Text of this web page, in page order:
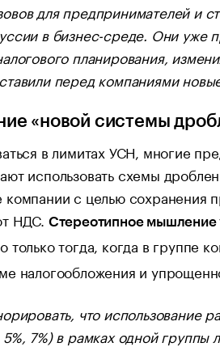
для предпринимателей и
в бизнес-среде. Они уже
планирования,
перед компаниями
«новой системы
в лимитах УСН, многие
использовать схемы
компании с целью сохранения
НДС. Стереотипное мышление
только тогда, когда в группе
налогообложения и
что использование
7%) в рамках одной группы